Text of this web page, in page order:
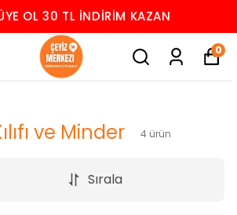
OL 30 TL İNDIRIM KAZAN
0
ve Minder 4 ürün
Sırala